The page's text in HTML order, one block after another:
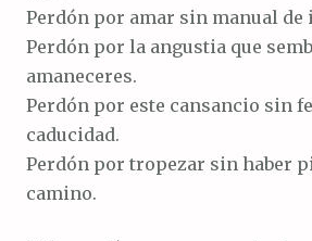
Perdón por amar sin manual
Perdón por la angustia que
amaneceres.
Perdón por este cansancio sin
caducidad.
Perdón por tropezar sin haber
camino.